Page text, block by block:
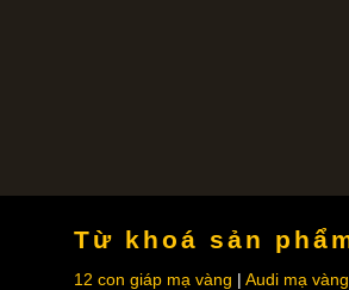
Từ khoá sản
12 con giáp mạ vàng Audi mạ vàng